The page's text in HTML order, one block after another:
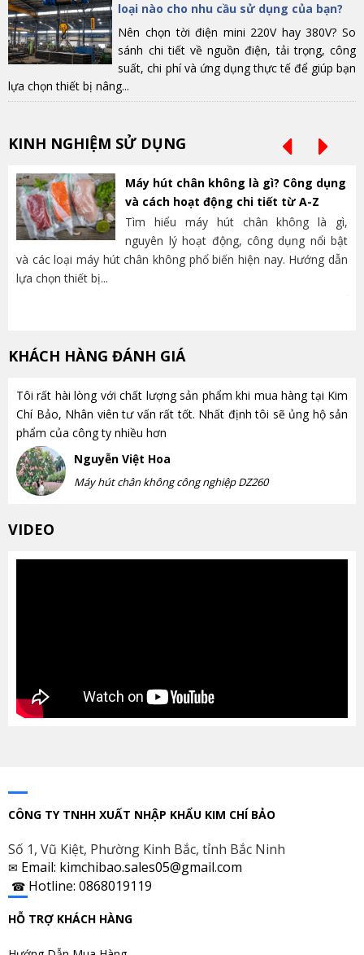
loại nào cho nhu cầu sử dụng của bạn?
Nên chọn tời điện mini 220V hay 380V? So
sánh chi tiết về nguồn điện, tải trọng, công
suất, chi phí và ứng dụng thực tế để giúp bạn
lựa chọn thiết bị nâng...
KINH NGHIỆM SỬ DỤNG
Máy hút chân không là gì? Công dụng
và cách hoạt động chi tiết từ A-Z
Tìm hiểu máy hút chân không là gì,
nguyên lý hoạt động, công dụng nổi bật
và các loại máy hút chân không phổ biến hiện nay. Hướng dẫn
lựa chọn thiết bị...
KHÁCH HÀNG ĐÁNH GIÁ
Tôi rất hài lòng với chất lượng sản phẩm khi mua hàng tại Kim
Chí Bảo, Nhân viên tư vấn rất tốt. Nhất định tôi sẽ ủng hộ sản
phẩm của công ty nhiều hơn
Nguyễn Việt Hoa
Máy hút chân không công nghiệp DZ260
VIDEO
CÔNG TY TNHH XUẤT NHẬP KHẨU KIM CHÍ BẢO
Số 1, Vũ Kiệt, Phường Kinh Bắc, tỉnh Bắc Ninh
✉ Email: kimchibao.sales05@gmail.com
☎ Hotline: 0868019119
HỖ TRỢ KHÁCH HÀNG